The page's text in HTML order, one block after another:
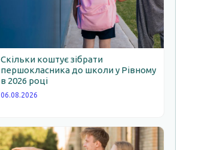
Скільки коштує зібрати
першокласника до школи у Рівному
в 2026 році
06.08.2026